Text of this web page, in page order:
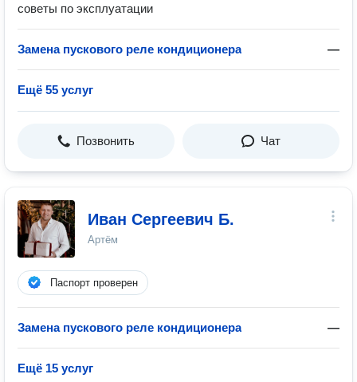
советы по эксплуатации
Замена пускового реле кондиционера —
Ещё 55 услуг
Позвонить Чат
Иван Сергеевич Б.
Артём
Паспорт проверен
Замена пускового реле кондиционера —
Ещё 15 услуг